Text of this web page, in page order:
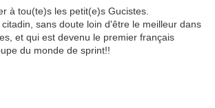
à tou(te)s les petit(e)s Gucistes.
sans doute loin d'être le meilleur dans
et qui est devenu le premier français
du monde de sprint!!